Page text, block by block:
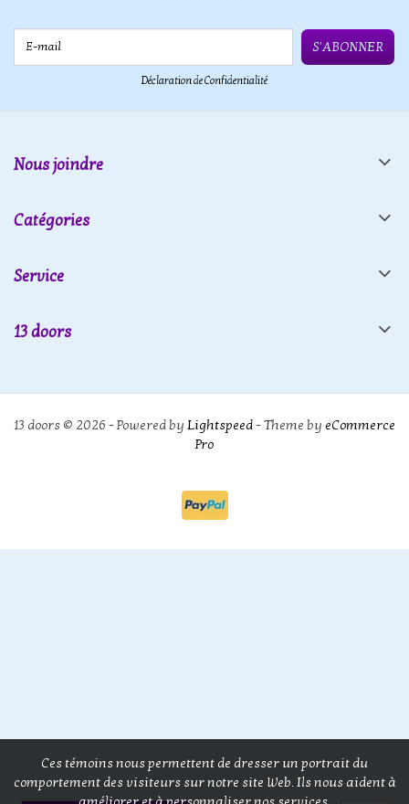
S'ABONNER
Déclaration de Confidentialité
Nous joindre
Catégories
Service
13 doors
13 doors © 2026 - Powered by Lightspeed- Theme by eCommerce
Pro
Ces témoins nous permettent de dresser un portrait du
comportement des visiteurs sur notre site Web. Ils nous aident à